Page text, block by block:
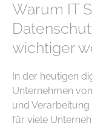
Warum IT
wichtiger
In der heutigen
Unternehmen
und
für viele